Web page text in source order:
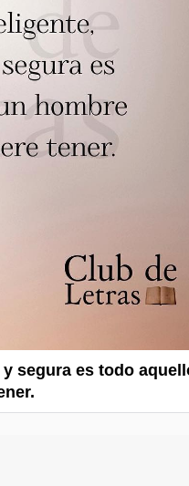
segura es todo